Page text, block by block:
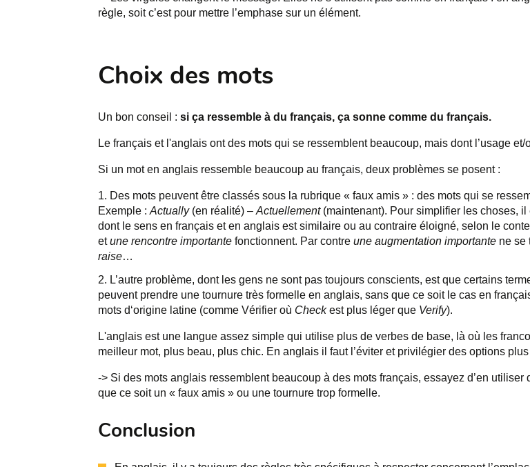
règle, soit c’est pour mettre l’emphase sur un élément.
Choix des mots
Un bon conseil : si ça ressemble à du français, ça sonne comme du français.
Le français et l'anglais ont des mots qui se ressemblent beaucoup, mais dont l’usage et/
Si un mot en anglais ressemble beaucoup au français, deux problèmes se posent :
Des mots peuvent être classés sous la rubrique « faux amis » : des mots qui se
Exemple : Actually(en réalité) – Actuellement(maintenant). Pour simplifier les choses,
dont le sens en français et en anglais est similaire ou au contraire éloigné, selon le
etune rencontre importantefonctionnent. Par contre une augmentation importantene se
raise…
L’autre problème, dont les gens ne sont pas toujours conscients, est que certains
peuvent prendre une tournure très formelle en anglais, sans que ce soit le cas en
mots d‘origine latine (comme Vérifier où Checkest plus léger que Verify).
L'anglais est une langue assez simple qui utilise plus de verbes de base, là où les
meilleur mot, plus beau, plus chic. En anglais il faut l’éviter et privilégier des options
-> Si des mots anglais ressemblent beaucoup à des mots français, essayez d’en utiliser
que ce soit un « faux amis » ou une tournure trop formelle.
Conclusion